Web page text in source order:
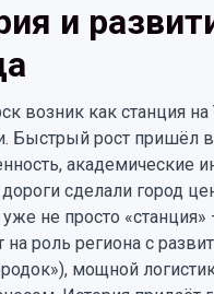
и
возник как станция на
Быстрый рост пришёл
академические
сделали город
уже не просто
на роль региона с
мощной